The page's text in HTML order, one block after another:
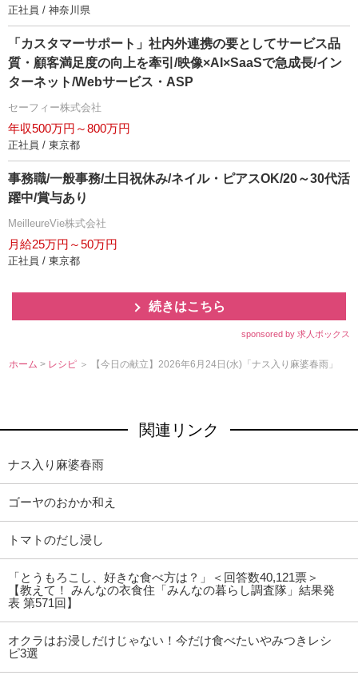
正社員 / 神奈川県
「カスタマーサポート」社内外連携の要としてサービス品
質・顧客満足度の向上を牽引/映像×AI×SaaSで急成長/イン
ターネット/Webサービス・ASP
セーフィー株式会社
年収500万円～800万円
正社員 / 東京都
事務職/一般事務/土日祝休み/ネイル・ピアスOK/20～30代活
躍中/賞与あり
MeilleureVie株式会社
月給25万円～50万円
正社員 / 東京都
続きはこちら
sponsored by 求人ボックス
ホーム > レシピ ＞ 【今日の献立】2026年6月24日(水)「ナス入り麻婆春雨」
関連リンク
ナス入り麻婆春雨
ゴーヤのおかか和え
トマトのだし浸し
「とうもろこし、好きな食べ方は？」＜回答数40,121票＞
【教えて！ みんなの衣食住「みんなの暮らし調査隊」結果発
表 第571回】
オクラはお浸しだけじゃない！今だけ食べたいやみつきレシ
ピ3選